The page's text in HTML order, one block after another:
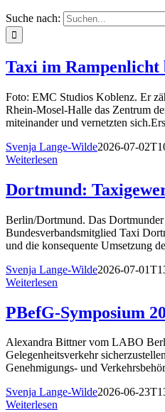
Suche nach:
Taxi im Rampenlicht
Foto: EMC Studios Koblenz. Er
Rhein-Mosel-Halle das Zentrum
miteinander und vernetzten
Svenja Lange-Wilde2026-07-
Weiterlesen
Dortmund:
Berlin/Dortmund. Das
Bundesverbandsmitglied Taxi
und die konsequente Umsetzung
Svenja Lange-Wilde2026-07-
Weiterlesen
PBefG-Symposium
Alexandra Bittner vom LABO
Gelegenheitsverkehr
Genehmigungs- und
Svenja Lange-Wilde2026-06-
Weiterlesen